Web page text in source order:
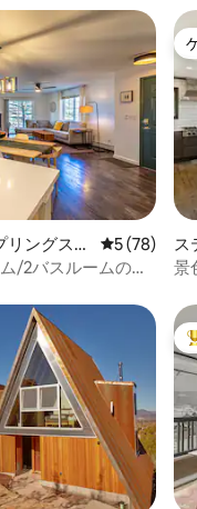
テレビも含まれて
かう無料のイエロ
な場所にありま
ックスして浸か
き、夏には川沿い
イエロ
い側です。 スキ
り換える必要があ
には、賃貸人用の
へのリ
：（URL非表示）
トがあります。
です。
ングスの
レビュー78
5 (78)
/2バスルームのコ
ス
ス
景